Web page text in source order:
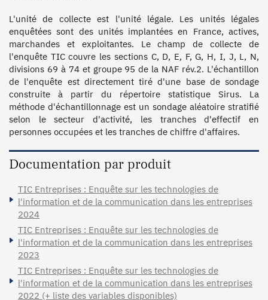
L'unité de collecte est l'unité légale. Les unités légales
enquêtées sont des unités implantées en France, actives,
marchandes et exploitantes. Le champ de collecte de
l'enquête TIC couvre les sections C, D, E, F, G, H, I, J, L, N,
divisions 69 à 74 et groupe 95 de la NAF rév.2. L'échantillon
de l'enquête est directement tiré d'une base de sondage
construite à partir du répertoire statistique Sirus. La
méthode d'échantillonnage est un sondage aléatoire stratifié
selon le secteur d'activité, les tranches d'effectif en
personnes occupées et les tranches de chiffre d'affaires.
Documentation par produit
TIC Entreprises : Enquête sur les technologies de
l'information et de la communication dans les entreprises
2024
TIC Entreprises : Enquête sur les technologies de
l'information et de la communication dans les entreprises
2023
TIC Entreprises : Enquête sur les technologies de
l'information et de la communication dans les entreprises
2022 (+ liste des variables disponibles)